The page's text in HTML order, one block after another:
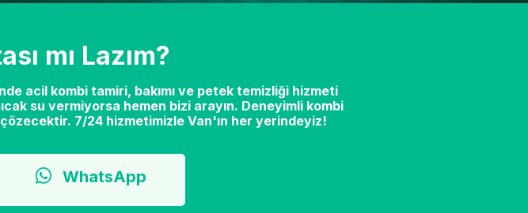
mı Lazım?
acil kombi tamiri, bakımı ve petek temizliği hizmeti
su vermiyorsa hemen bizi arayın. Deneyimli kombi
7/24 hizmetimizle Van'ın her yerindeyiz!
WhatsApp